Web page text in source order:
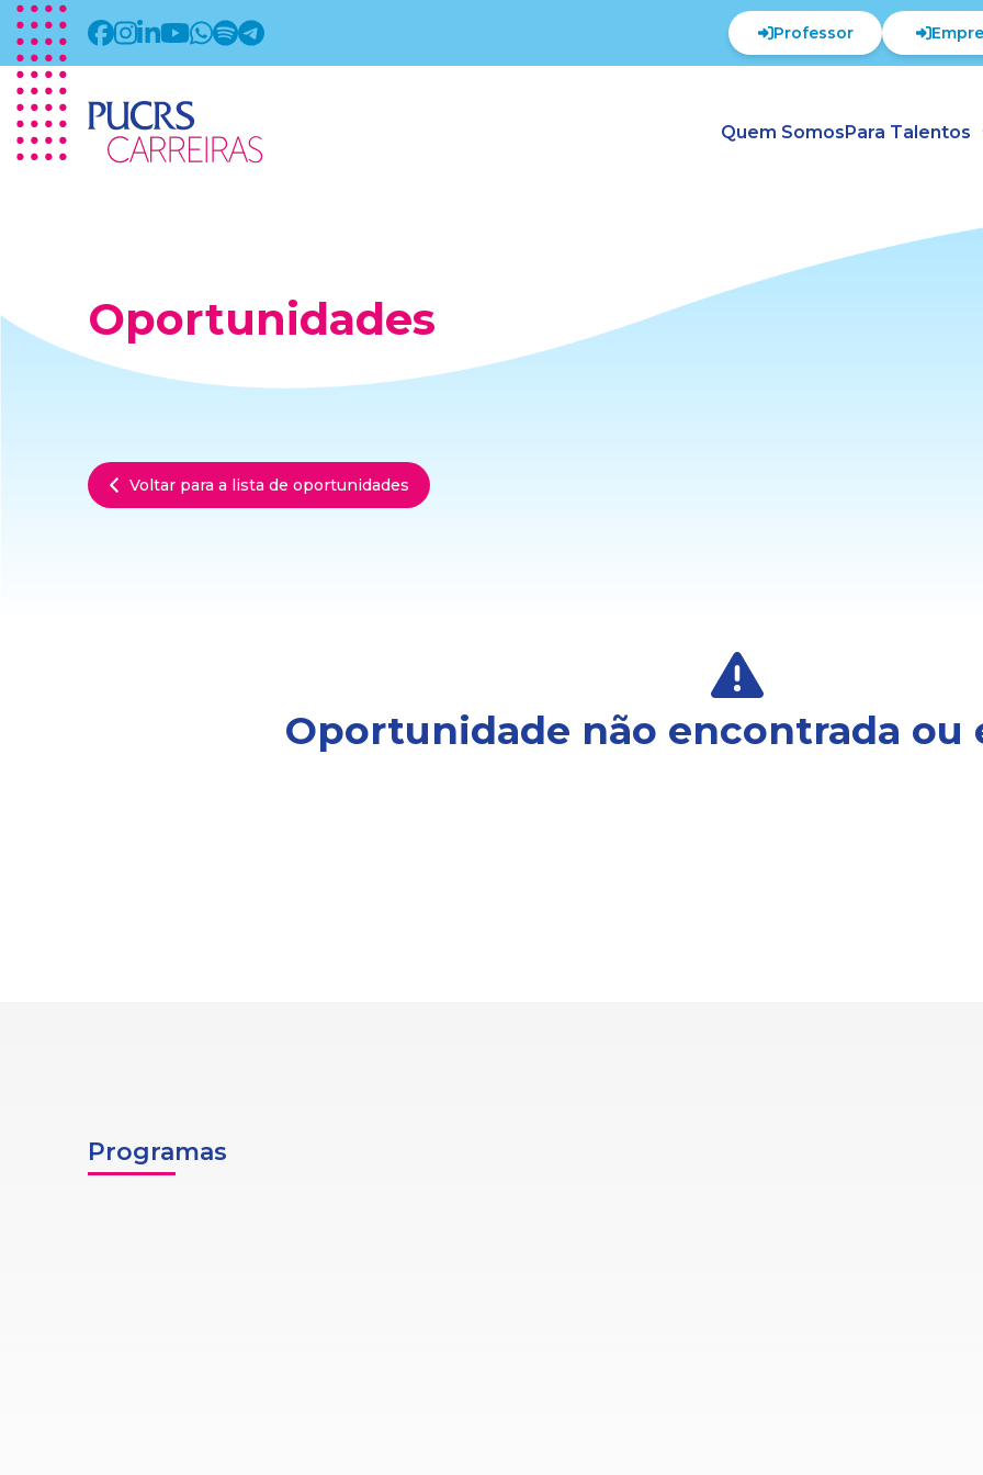
Professor
Quem SomosPara Talentos
Oportunidades
Voltar para a lista de oportunidades
Oportunidade não encontrada ou
Programas